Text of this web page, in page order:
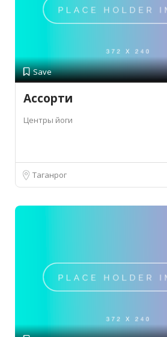
Save
Ассорти
Центры йоги
Таганрог